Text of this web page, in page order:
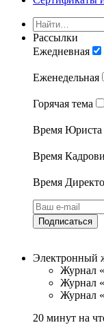
Рассылки
Ежедневная
Еженедельная
Горячая тема
Время Юриста
Время
Время
Подписаться
Электронный
Журнал
Журнал
Журнал
20 минут на